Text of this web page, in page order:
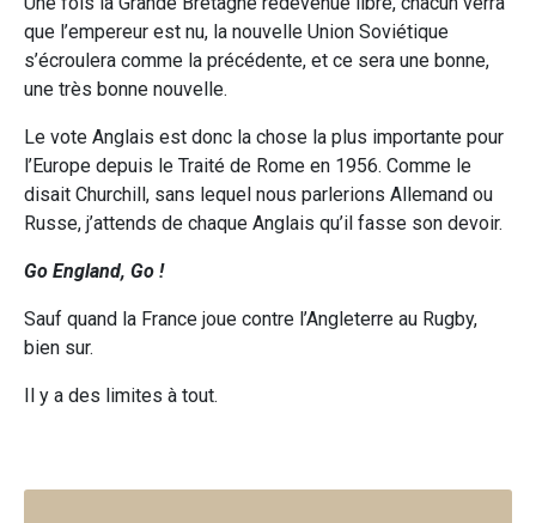
que l’empereur est nu, la nouvelle Union Soviétique
s’écroulera comme la précédente, et ce sera une bonne,
une très bonne nouvelle.
Le vote Anglais est donc la chose la plus importante pour
l’Europe depuis le Traité de Rome en 1956. Comme le
disait Churchill, sans lequel nous parlerions Allemand ou
Russe, j’attends de chaque Anglais qu’il fasse son devoir.
Go England, Go !
Sauf quand la France joue contre l’Angleterre au Rugby,
bien sur.
Il y a des limites à tout.